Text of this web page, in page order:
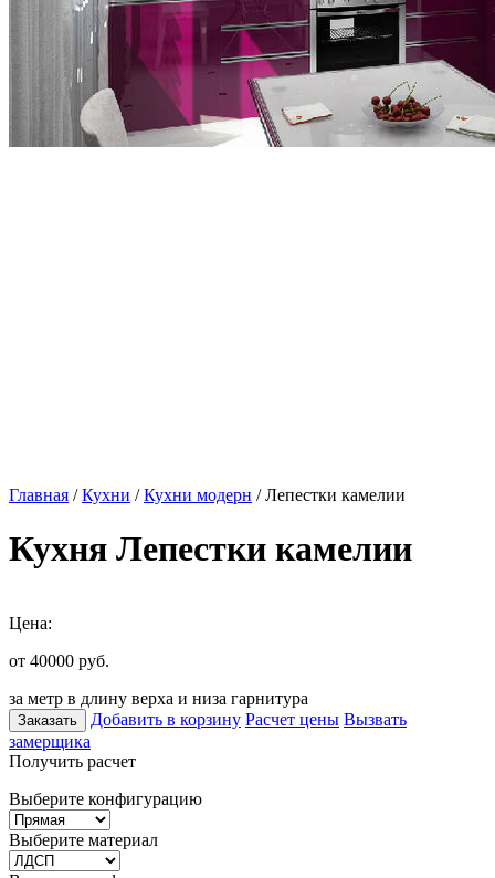
Главная /Кухни /Кухни модерн / Лепестки камелии
Кухня Лепестки камелии
Цена:
от 40000 руб.
за метр в длину верха и низа гарнитура
Заказать Добавить в корзину Расчет цены Вызвать
замерщика
Получить расчет
Выберите конфигурацию
Выберите материал